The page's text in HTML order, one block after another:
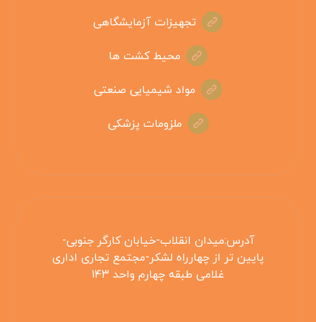
تجهیزات آزمایشگاهی
محیط کشت ها
مواد شیمیایی صنعتی
ملزومات پزشکی
آدرس:میدان انقلاب-خیابان کارگر جنوبی-
پایین تر از چهارراه لشکر-مجتمع تجاری اداری
غلامی طبقه چهارم واحد ۱۴۳